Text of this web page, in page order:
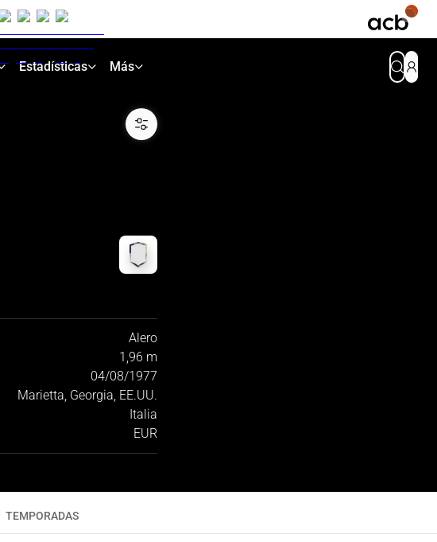
Estadísticas Más
Alero
1,96 m
04/08/1977
Marietta, Georgia, EE.UU.
Italia
EUR
TEMPORADAS